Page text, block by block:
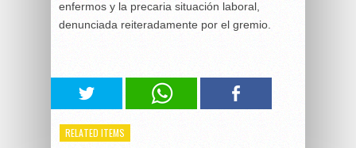
enfermos y la precaria situación laboral,
denunciada reiteradamente por el gremio.
RELATED ITEMS